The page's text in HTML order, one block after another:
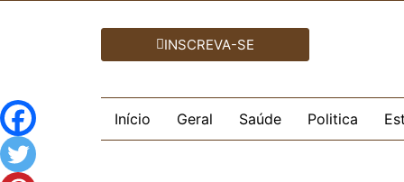
INSCREVA-SE
Início Geral Saúde Politica